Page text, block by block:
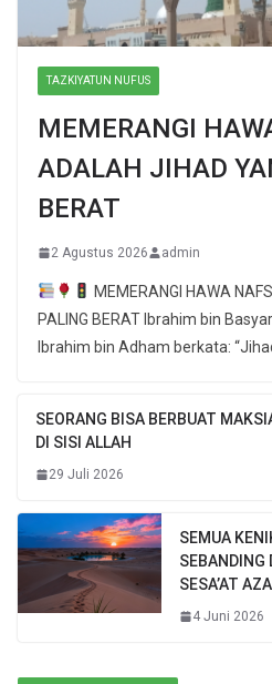
TAZKIYATUN NUFUS
MEMERANGI
ADALAH JIHAD
BERAT
2 Agustus 2026 admin
MEMERANGI HAWA
PALING BERAT Ibrahim bin
Ibrahim bin Adham berkata:
SEORANG BISA BERBUAT
DI SISI ALLAH
29 Juli 2026
SEMUA
SEBANDING
SESA’AT
4 Juni 2026